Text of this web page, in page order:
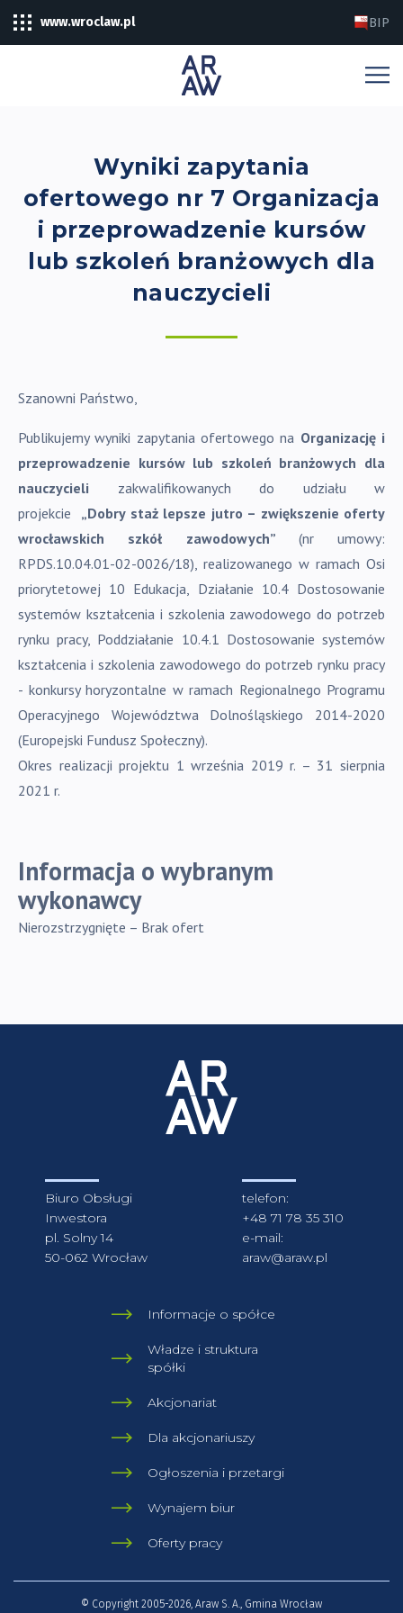
www.wroclaw.pl BIP
Wyniki zapytania
ofertowego nr 7 Organizacja
i przeprowadzenie kursów
lub szkoleń branżowych dla
nauczycieli
Szanowni Państwo,
Publikujemy wyniki zapytania ofertowego na Organizację i
przeprowadzenie kursów lub szkoleń branżowych dla
nauczycieli
zakwalifikowanych do udziału w
projekcie „Dobry staż lepsze jutro – zwiększenie oferty
wrocławskich szkół zawodowych”
(nr umowy:
RPDS.10.04.01-02-0026/18), realizowanego w ramach Osi
priorytetowej 10 Edukacja, Działanie 10.4 Dostosowanie
systemów kształcenia i szkolenia zawodowego do potrzeb
rynku pracy, Poddziałanie 10.4.1 Dostosowanie systemów
kształcenia i szkolenia zawodowego do potrzeb rynku pracy
- konkursy horyzontalne w ramach Regionalnego Programu
Operacyjnego Województwa Dolnośląskiego 2014-2020
(Europejski Fundusz Społeczny).
Okres realizacji projektu 1 września 2019 r. – 31 sierpnia
2021 r.
Informacja o wybranym
wykonawcy
Nierozstrzygnięte – Brak ofert
Biuro Obsługi
Inwestora
pl. Solny 14
50-062 Wrocław
telefon:
+48 71 78 35 310
e-mail:
araw@araw.pl
Informacje o spółce
Władze i struktura
spółki
Akcjonariat
Dla akcjonariuszy
Ogłoszenia i przetargi
Wynajem biur
Oferty pracy
© Copyright 2005-2026, Araw S. A., Gmina Wrocław